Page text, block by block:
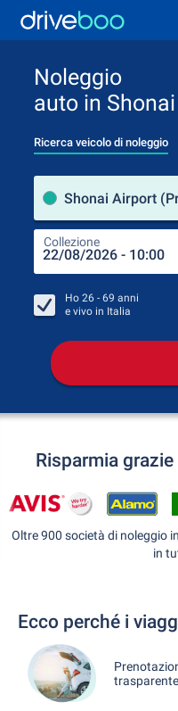
Noleggio
auto in
Ricerca veicolo di noleggio
Collezione
Ho 26 - 69 anni
e vivo in Italia
Risparmia
Oltre 900 società di noleggio
in
Ecco perché i